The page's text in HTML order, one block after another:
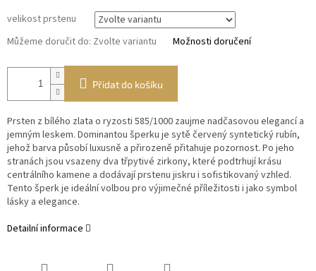
velikost prstenu
Můžeme doručit do: Zvolte variantu Možnosti doručení
Přidat do košíku
Prsten z bílého zlata o ryzosti 585/1000 zaujme nadčasovou elegancí a
jemným leskem. Dominantou šperku je sytě červený syntetický rubín,
jehož barva působí luxusně a přirozeně přitahuje pozornost. Po jeho
stranách jsou vsazeny dva třpytivé zirkony, které podtrhují krásu
centrálního kamene a dodávají prstenu jiskru i sofistikovaný vzhled.
Tento šperk je ideální volbou pro výjimečné příležitosti i jako symbol
lásky a elegance.
Detailní informace